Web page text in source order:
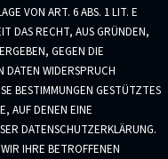
VON ART. 6 ABS. 1 LIT. E
DAS RECHT, AUS GRÜNDEN,
GEGEN DIE
DATEN WIDERSPRUCH
BESTIMMUNGEN GESTÜTZTES
AUF DENEN EINE
DATENSCHUTZERKLÄRUNG.
IHRE BETROFFENEN